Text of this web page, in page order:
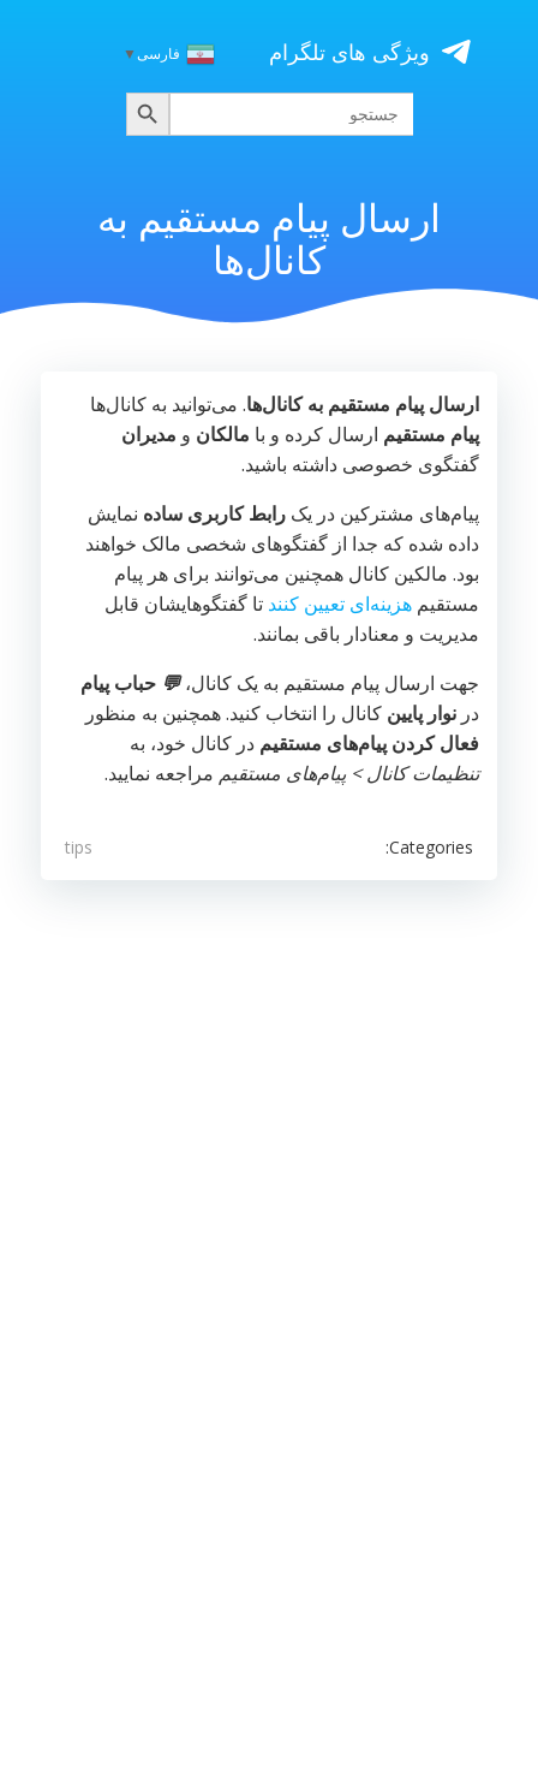
content
ویژگی های تلگرام فارسی▼
جستجو
برای:
جستجو
ارسال پیام مستقیم به
کانال‌ها
ارسال پیام مستقیم به کانال‌ها. می‌توانید به کانال‌ها
پیام مستقیم ارسال کرده و با مالکان و مدیران
گفتگوی خصوصی داشته باشید.
پیام‌های مشترکین در یک رابط کاربری ساده نمایش
داده شده که جدا از گفتگوهای شخصی مالک خواهند
بود. مالکین کانال همچنین می‌توانند برای هر پیام
مستقیم هزینه‌ای تعیین کنند تا گفتگوهایشان قابل
مدیریت و معنادار باقی بمانند.
جهت ارسال پیام مستقیم به یک کانال،💬 حباب پیام
در نوار پایین کانال را انتخاب کنید. همچنین به منظور
فعال کردن پیام‌های مستقیم در کانال خود، به
تنظیمات کانال > پیام‌های مستقیم مراجعه نمایید.
Categories:
tips